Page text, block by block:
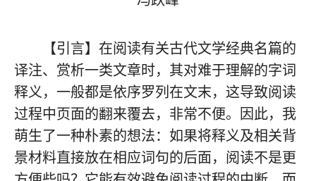
【引言】在阅读有关古代文学经典名篇的
译注、赏析一类文章时，其对难于理解的字词
释义，一般都是依序罗列在文末，这导致阅读
过程中页面的翻来覆去，非常不便。因此，我
萌生了一种朴素的想法：如果将释义及相关背
景材料直接放在相应词句的后面，阅读不是更